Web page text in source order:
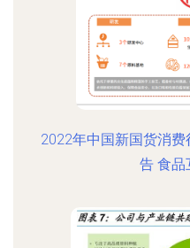
2022年中国新国货消
告 食品